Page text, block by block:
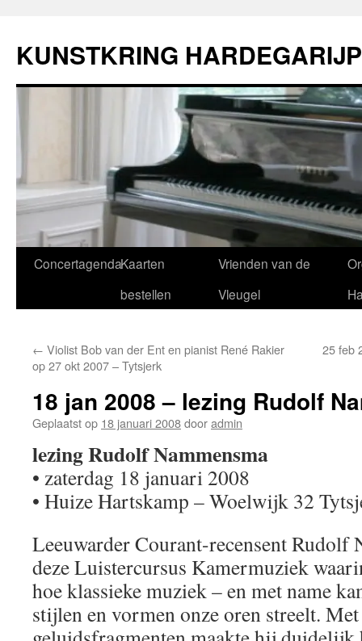
de
inhoud
KUNSTKRING HARDEGARIJP
ConcertagendaKaarten
bestellen
Vrienden van de
Vleugel
← Violist Bob van der Ent en pianist René Rakier
op 27 okt 2007 – Tytsjerk
25 feb
18 jan 2008 – lezing Rudolf
Geplaatst op 18 januari 2008dooradmin
lezing Rudolf Nammensma
• zaterdag 18 januari 2008
• Huize Hartskamp – Woelwijk 32
Leeuwarder Courant-recensent Rudolf
deze Luistercursus Kamermuziek
hoe klassieke muziek – en met name
stijlen en vormen onze oren streelt.